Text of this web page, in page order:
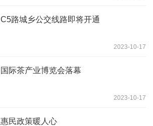
C5路城乡公交线路即将开通
2023-10-17
国际茶产业博览会落幕
2023-10-17
惠民政策暖人心